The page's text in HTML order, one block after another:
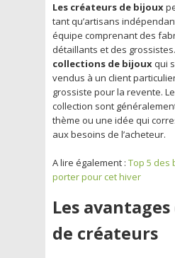
Les créateurs de bijoux
tant qu’artisans
équipe comprenant des
détaillants et des grossistes.
collections de bijouxqui
vendus à un client
grossiste pour la revente.
collection sont
thème ou une idée qui
aux besoins de l’acheteur.
A lire également : Top 5 des
porter pour cet hiver
Les
de créateurs